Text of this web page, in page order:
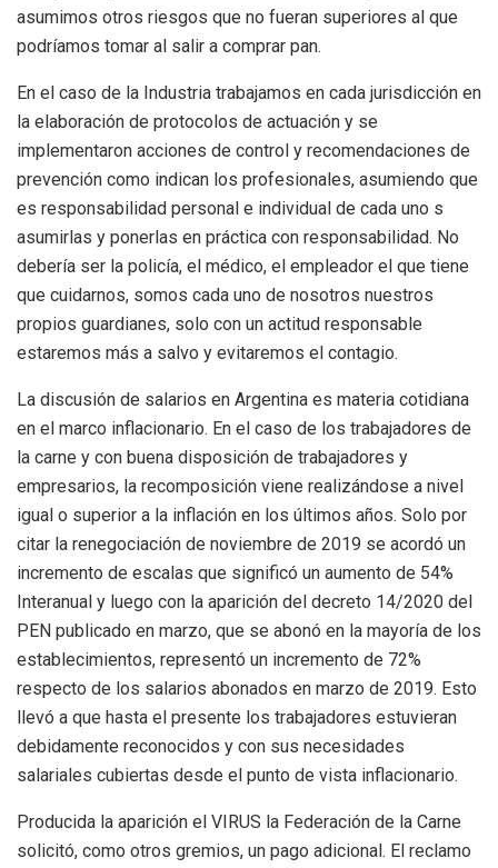
asumimos otros riesgos que no fueran superiores al que
podríamos tomar al salir a comprar pan.
En el caso de la Industria trabajamos en cada jurisdicción en
la elaboración de protocolos de actuación y se
implementaron acciones de control y recomendaciones de
prevención como indican los profesionales, asumiendo que
es responsabilidad personal e individual de cada uno s
asumirlas y ponerlas en práctica con responsabilidad. No
debería ser la policía, el médico, el empleador el que tiene
que cuidarnos, somos cada uno de nosotros nuestros
propios guardianes, solo con un actitud responsable
estaremos más a salvo y evitaremos el contagio.
La discusión de salarios en Argentina es materia cotidiana
en el marco inflacionario. En el caso de los trabajadores de
la carne y con buena disposición de trabajadores y
empresarios, la recomposición viene realizándose a nivel
igual o superior a la inflación en los últimos años. Solo por
citar la renegociación de noviembre de 2019 se acordó un
incremento de escalas que significó un aumento de 54%
Interanual y luego con la aparición del decreto 14/2020 del
PEN publicado en marzo, que se abonó en la mayoría de los
establecimientos, representó un incremento de 72%
respecto de los salarios abonados en marzo de 2019. Esto
llevó a que hasta el presente los trabajadores estuvieran
debidamente reconocidos y con sus necesidades
salariales cubiertas desde el punto de vista inflacionario.
Producida la aparición el VIRUS la Federación de la Carne
solicitó, como otros gremios, un pago adicional. El reclamo